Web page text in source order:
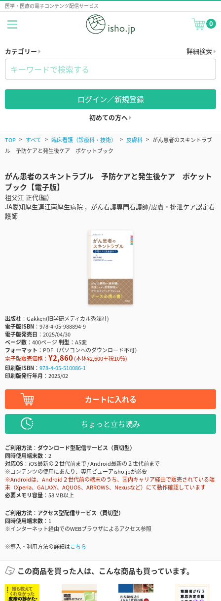
医学・医療の電子コンテンツ配信サービス
0
カテゴリー 詳細検索
ログイン／新規登録
初めての方へ
TOP すべて 臨床看護（診療科・技術） 皮膚科
がん患者のスキントラブ
ル 予防ケアと発生後ケア ポケットブック
がん患者のスキントラブル 予防ケアと発生後ケア ポケット
ブック【電子版】
祖父江 正代(編)
JA愛知厚生連江南厚生病院 ，がん看護専門看護師/皮膚・排泄ケア認定看
護師
出版社
Gakken(旧学研メディカル秀潤社)
電子版ISBN
978-4-05-988894-9
電子版発売日
2025/04/30
ページ数
400ページ判型
A5変
フォーマット
PDF（パソコンへのダウンロード不可）
電子版販売価格： ¥2,860(本体¥2,600＋税10％)
印刷版ISBN
978-4-05-510086-1
印刷版発行年月
2025/02
カートに入れる
ちょっと立ち読み
ご利用方法
ダウンロード型配信サービス（買切型）
同時使用端末数
2
対応OS
iOS最新の２世代前まで / Android最新の２世代前まで
※コンテンツの使用にあたり、専用ビューアisho.jpが必要
※Androidは、Android２世代前の端末のうち、国内キャリア経由で販売されている端
末（Xperia、GALAXY、AQUOS、ARROWS、Nexusなど）にて動作確認しています
必要メモリ容量
58 MB以上
ご利用方法
アクセス型配信サービス（買切型）
同時使用端末数
1
※インターネット経由でのWEBブラウザによるアクセス参照
※導入・利用方法の詳細はこちら
この商品を買った人は、こんな商品も買っています。